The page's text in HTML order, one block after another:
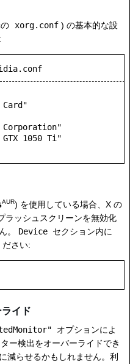
xorg.conf ) の基本的な設
AUR) を使用している場合、X の
ラッシュスクリーンを無効化
。
Device セクション内に
ださい:
イド
オプションによ
ー検出をオーバーライドでき
減らせるかもしれません。利